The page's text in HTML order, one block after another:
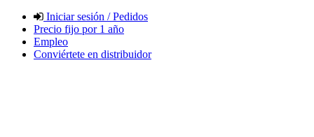
Iniciar sesión / Pedidos
Precio fijo por 1 año
Empleo
Conviértete en distribuidor